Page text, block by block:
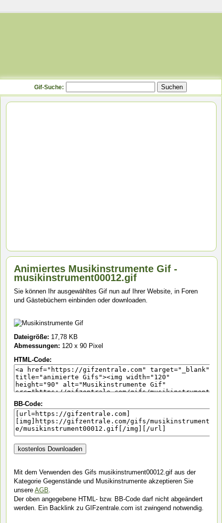
Gif-Suche:
Animiertes Musikinstrumente Gif -
musikinstrument00012.gif
Sie können Ihr ausgewähltes Gif nun auf Ihrer Website, in Foren
und Gästebüchern einbinden oder downloaden.
Dateigröße: 17,78 KB
Abmessungen: 120 x 90 Pixel
HTML-Code:
BB-Code:
Mit dem Verwenden des Gifs musikinstrument00012.gif aus der
Kategorie Gegenstände und Musikinstrumente akzeptieren Sie
unsere AGB.
Der oben angegebene HTML- bzw. BB-Code darf nicht abgeändert
werden. Ein Backlink zu GIFzentrale.com ist zwingend notwendig.